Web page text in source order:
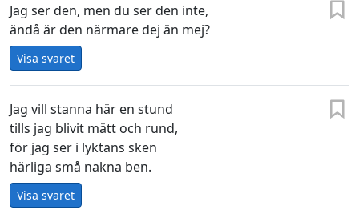
Jag ser den, men du ser den inte,
ändå är den närmare dej än mej?
Visa svaret
Jag vill stanna här en stund
tills jag blivit mätt och rund,
för jag ser i lyktans sken
härliga små nakna ben.
Visa svaret